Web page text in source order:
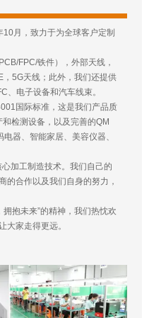
月，致力于为全球客户定制
FPC/铁件），外部天线，
，5G天线；此外，我们还提供
、电子设备和汽车线束。
国际标准，这是我们产品质
检测设备，以及完善的QM
器、智能家居、美容仪器、
加工制造技术。我们自己的
的合作以及我们自身的努力，
抱未来”的精神，我们热忱欢
大家走得更远。